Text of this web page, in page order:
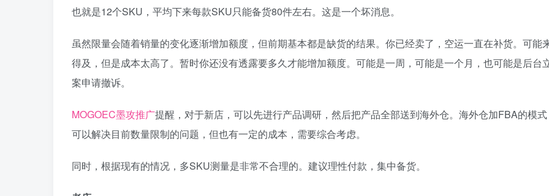
也就是12个SKU，平均下来每款SKU只能备货80件左右。这是一个坏消息。
虽然限量会随着销量的变化逐渐增加额度，但前期基本都是缺货的结果。你已经卖了，空运一直在补货。可能
得及，但是成本太高了。暂时你还没有透露要多久才能增加额度。可能是一周，可能是一个月，也可能是后台
案申请撤诉。
MOGOEC墨攻推广提醒，对于新店，可以先进行产品调研，然后把产品全部送到海外仓。海外仓加FBA的模式
可以解决目前数量限制的问题，但也有一定的成本，需要综合考虑。
同时，根据现有的情况，多SKU测量是非常不合理的。建议理性付款，集中备货。